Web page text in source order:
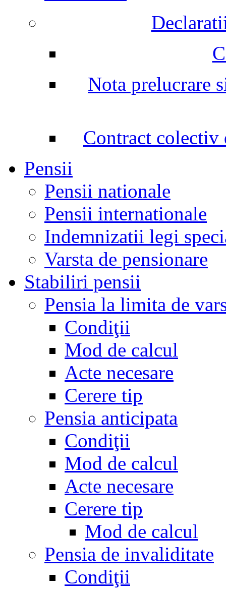
Nota prelucrare
Contract colectiv
Pensii
Pensii nationale
Pensii internationale
Indemnizatii legi
Varsta de pensionare
Stabiliri pensii
Pensia la limita de
Condiţii
Mod de calcul
Acte necesare
Cerere tip
Pensia anticipata
Condiţii
Mod de calcul
Acte necesare
Cerere tip
Mod de calcul
Pensia de invaliditate
Condiţii